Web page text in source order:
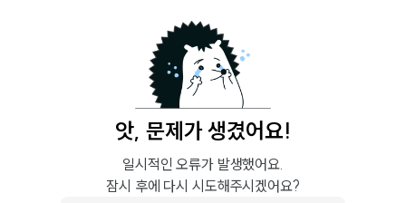
앗, 문제가 생겼어요!
일시적인 오류가 발생했어요.
잠시 후에 다시 시도해주시겠어요?